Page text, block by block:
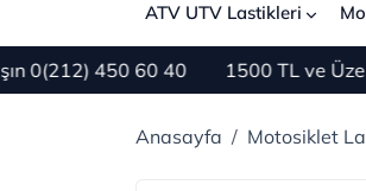
ATV UTV Lastikleri
450 60 40 1500 TL ve Üzeri
Anasayfa Motosiklet